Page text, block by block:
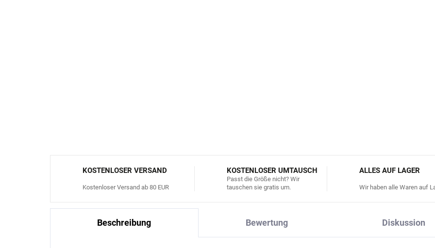
KOSTENLOSER VERSAND
Kostenloser Versand ab 80 EUR
KOSTENLOSER UMTAUSCH
Passt die Größe nicht? Wir
tauschen sie gratis um.
ALLES AUF LAGER
Wir haben alle Waren auf
Beschreibung Bewertung Diskussion